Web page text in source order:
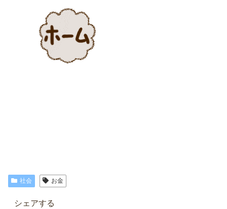
社会 お金
シェアする